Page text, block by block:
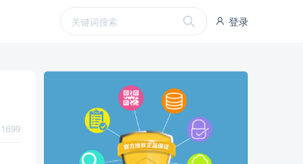
登录
1699